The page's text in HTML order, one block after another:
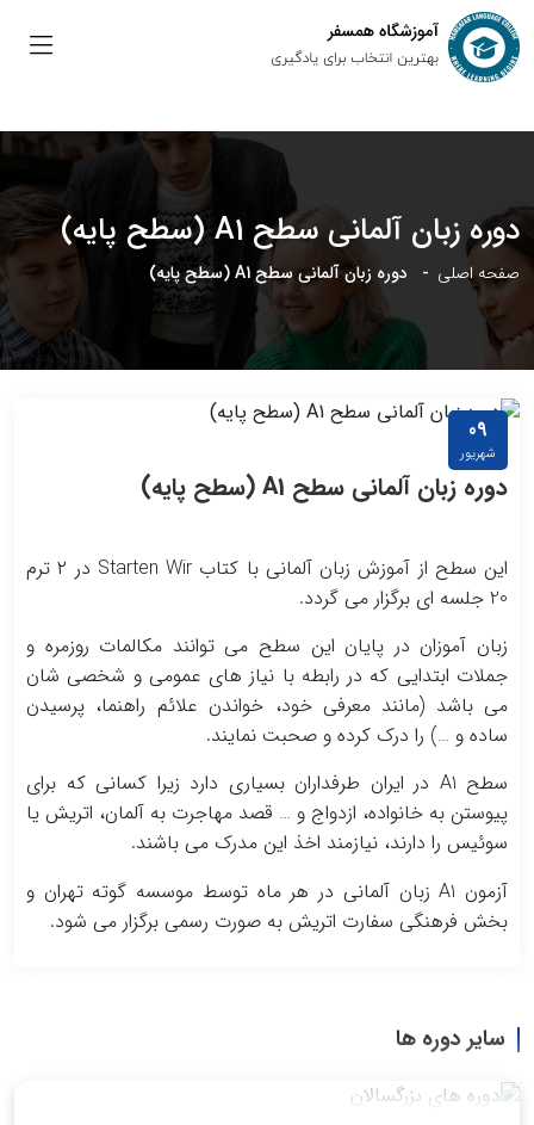
دوره زبان آلمانی سطح A1 (سطح پایه)
صفحه اصلی دوره زبان آلمانی سطح A1 (سطح پایه)
09
شهریور
مکالمه
دوره زبان آلمانی سطح A1 (سطح پایه)
این سطح از آموزش زبان آلمانی با کتاب Starten Wir در ۲ترم
20 جلسه ای برگزار می گردد.
زبان آموزان در پایان این سطح می توانند مکالمات روزمره و
جملات ابتدایی که در رابطه با نیاز های عمومی و شخصی شان
می باشد (مانند معرفی خود، خواندن علائم راهنما، پرسیدن
ساده و …) را درک کرده و صحبت نمایند.
سطح A1 در ایران طرفداران بسیاری دارد زیرا کسانی که برای
پیوستن به خانواده، ازدواج و … قصد مهاجرت به آلمان، اتریش یا
سوئیس را دارند، نیازمند اخذ این مدرک می باشند.
آزمونA1 زبان آلمانی در هر ماه توسط موسسه گوته تهران و
بخش فرهنگی سفارت اتریش به صورت رسمی برگزار می شود.
سایر دوره ها